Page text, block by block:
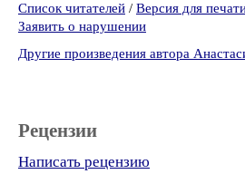
Список читателей / Версия для
Заявить о нарушении
Другие произведения автора
Рецензии
Написать рецензию